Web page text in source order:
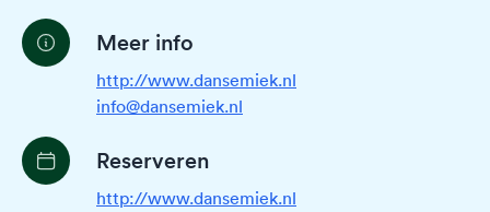
Meer info
http://www.dansemiek.nl
info@dansemiek.nl
Reserveren
http://www.dansemiek.nl